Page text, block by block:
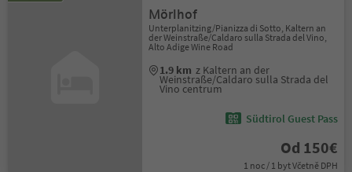
Mörlhof
Unterplanitzing/Pianizza di Sotto, Kaltern an
der Weinstraße/Caldaro sulla Strada del Vino,
Alto Adige Wine Road
1.9 km z Kaltern an der
Weinstraße/Caldaro sulla Strada del
Vino centrum
Südtirol Guest Pass
Od 150€
1 noc / 1 byt Včetně DPH